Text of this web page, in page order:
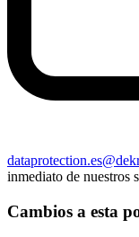
inmediato de nuestros
Cambios a esta